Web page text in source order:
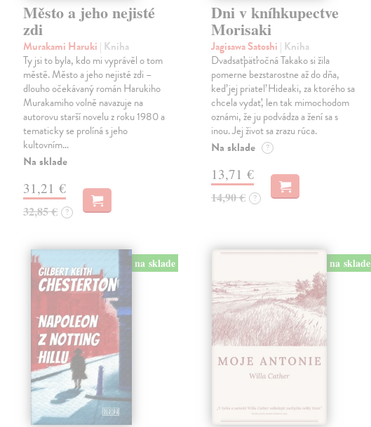
Město a jeho nejisté
zdi
Murakami Haruki | Kniha
Ty jsi to byla, kdo mi vyprávěl o tom
městě. Město a jeho nejisté zdi –
dlouho očekávaný román Harukiho
Murakamiho volně navazuje na
autorovu starší novelu z roku 1980 a
tematicky se prolíná s jeho
kultovním…
Na sklade
31,21 €
32,85 € ?
Dni v kníhkupectve
Morisaki
Jagisawa Satoshi | Kniha
Dvadsaťpäťročná Takako si žila
pomerne bezstarostne až do dňa,
keď jej priateľ Hideaki, za ktorého sa
chcela vydať, len tak mimochodom
oznámi, že ju podvádza a žení sa s
inou. Jej život sa zrazu rúca.
Na sklade ?
13,71 €
14,90 € ?
na sklade na sklade